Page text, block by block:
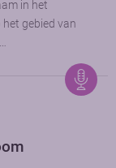
in het
gebied van